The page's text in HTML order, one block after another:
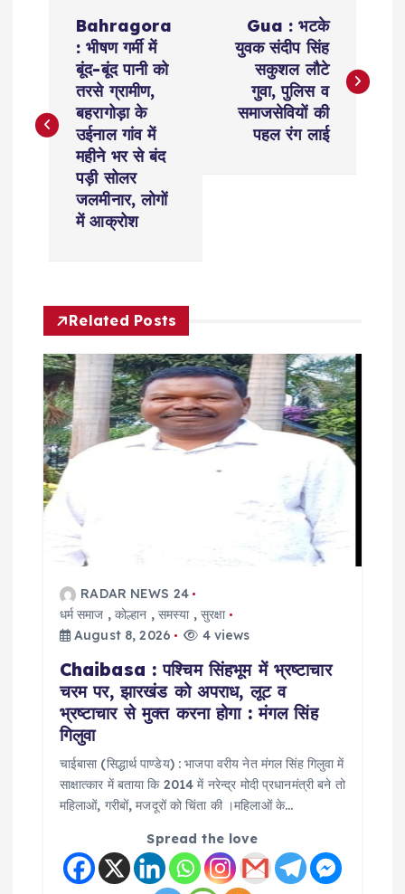
t
g
a
t
Bahragora
: भीषण गर्मी में
बूंद-बूंद पानी को
तरसे ग्रामीण,
बहरागोड़ा के
उईनाल गांव में
महीने भर से बंद
पड़ी सोलर
जलमीनार, लोगों
में आक्रोश
Gua : भटके
युवक संदीप सिंह
सकुशल लौटे
गुवा, पुलिस व
समाजसेवियों की
पहल रंग लाई
Related Posts
RADAR NEWS 24
धर्म समाज ,कोल्हान , समस्या, सुरक्षा
August 8, 2026
4 views
Chaibasa : पश्चिम सिंहभूम में भ्रष्टाचार
चरम पर, झारखंड को अपराध, लूट व
भ्रष्टाचार से मुक्त करना होगा : मंगल सिंह
गिलुवा
चाईबासा (सिद्धार्थ पाण्डेय) : भाजपा वरीय नेत मंगल सिंह गिलुवा में
साक्षात्कार में बताया कि 2014 में नरेन्द्र मोदी प्रधानमंत्री बने तो
महिलाओं, गरीबों, मजदूरों को चिंता की ।महिलाओं के…
Spread the love